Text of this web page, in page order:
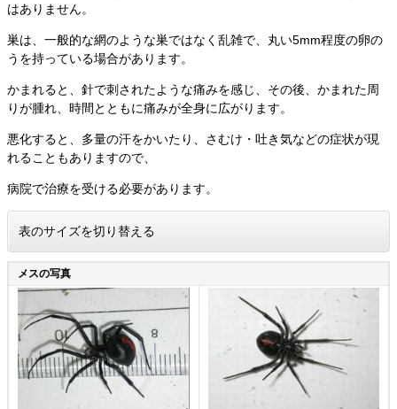
はありません。
巣は、一般的な網のような巣ではなく乱雑で、丸い5mm程度の卵の
うを持っている場合があります。
かまれると、針で刺されたような痛みを感じ、その後、かまれた周
りが腫れ、時間とともに痛みが全身に広がります。
悪化すると、多量の汗をかいたり、さむけ・吐き気などの症状が現
れることもありますので、
病院で治療を受ける必要があります。
表のサイズを切り替える
メスの写真